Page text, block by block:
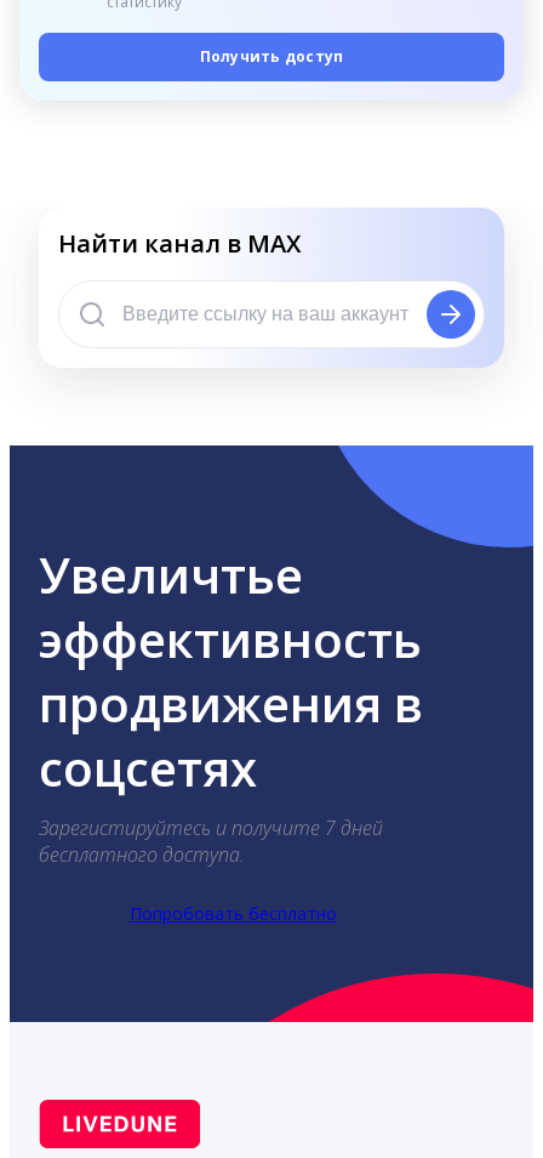
Получить доступ
Найти канал в MAX
Увеличтье
эффективность
продвижения в
соцсетях
Зарегистируйтесь и получите 7 дней
бесплатного доступа.
Попробовать бесплатно